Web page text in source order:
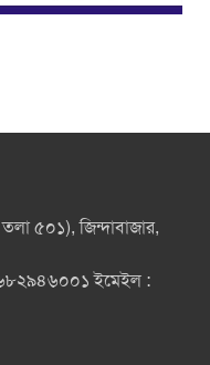
৫০১), জিন্দাবাজার,
ইমেইল :